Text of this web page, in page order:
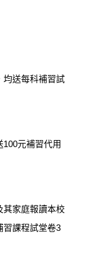
均送每科補習試
元補習代用
其家庭報讀本校
習課程試堂卷3